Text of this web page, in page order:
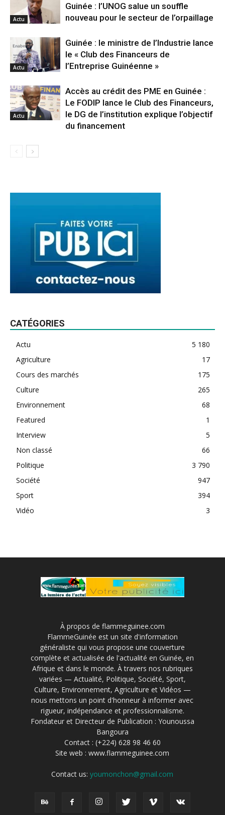
Actu
Guinée : l’UNOG salue un souffle
nouveau pour le secteur de l’orpaillage
Actu
Guinée : le ministre de l’Industrie lance
le « Club des Financeurs de
l’Entreprise Guinéenne »
Actu
Accès au crédit des PME en Guinée :
Le FODIP lance le Club des Financeurs,
le DG de l’institution explique l’objectif
du financement
CATÉGORIES
Actu
5 180
Agriculture
17
Cours des marchés
175
Culture
265
Environnement
68
Featured
1
Interview
5
Non classé
66
Politique
3 790
Société
947
Sport
394
Vidéo
3
À propos de flammeguinee.com
FlammeGuinée est un site d'information
généraliste qui vous propose une couverture
complète et actualisée de l'actualité en Guinée, en
Afrique et dans le monde. À travers nos rubriques
variées — Actualité, Politique, Société, Sport,
Culture, Environnement, Agriculture et Vidéos —
nous mettons un point d'honneur à informer avec
rigueur, indépendance et professionnalisme.
Fondateur et Directeur de Publication : Younoussa
Bangoura
Contact : (+224) 628 98 46 60
Site web : www.flammeguinee.com
Contact us:youmonchon@gmail.com